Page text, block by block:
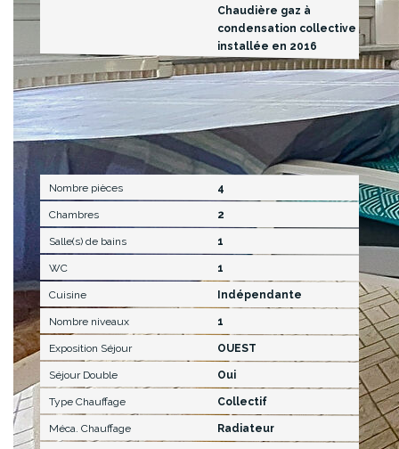
Chaudière gaz à
condensation collective
installée en 2016
Intérieur
Nombre pièces 4
Chambres 2
Salle(s) de bains 1
WC 1
Cuisine Indépendante
Nombre niveaux 1
Exposition Séjour OUEST
Séjour Double Oui
Type Chauffage Collectif
Méca. Chauffage Radiateur